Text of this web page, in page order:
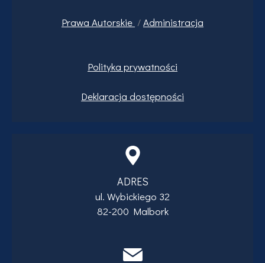
Prawa Autorskie /Administracja
Polityka prywatności
Deklaracja dostępności
ADRES
ul. Wybickiego 32
82-200 Malbork